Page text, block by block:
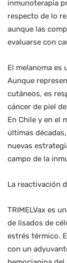
inmunoterapia
respecto de lo
aunque las
evaluarse con
El melanoma es
Aunque
cutáneos, es
cáncer de piel
En Chile y en el
últimas
nuevas
campo de la
La reactivación
TRIMELVax es
de lisados de
estrés térmico.
con un